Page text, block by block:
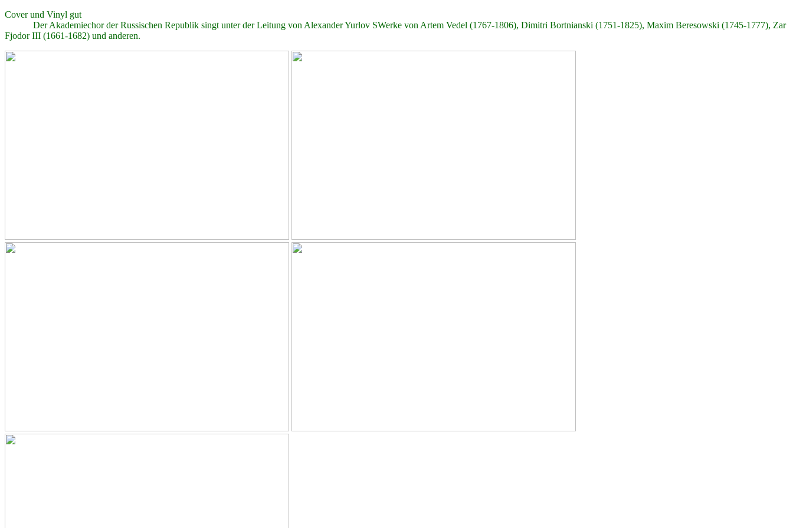
Cover und Vinyl gut
Der Akademiechor der Russischen Republik singt unter der Leitung von Alexander Yurlov SWerke von Artem Vedel (1767-1806), Dimitri Bortnianski (1751-1825), Maxim Beresowski (1745-1777), Zar
Fjodor III (1661-1682) und anderen.